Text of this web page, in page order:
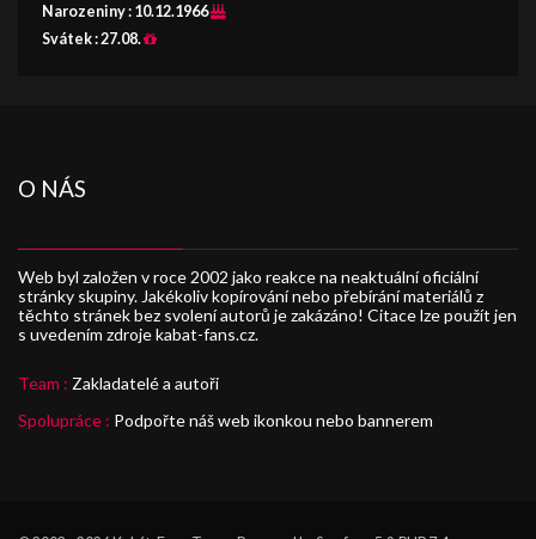
Narozeniny : 10.12.1966
Svátek :27.08.
O NÁS
Web byl založen v roce 2002 jako reakce na neaktuální oficiální
stránky skupiny. Jakékoliv kopírování nebo přebírání materiálů z
těchto stránek bez svolení autorů je zakázáno! Citace lze použít jen
s uvedením zdroje kabat-fans.cz.
Team : Zakladatelé a autoři
Spolupráce : Podpořte náš web ikonkou nebo bannerem